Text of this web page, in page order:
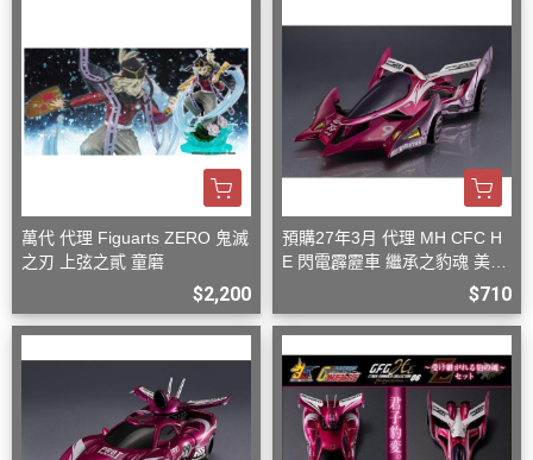
萬代 代理 Figuarts ZERO 鬼滅
之刃 上弦之貳 童磨
$2,200
預購27年3月 代理 MH CFC H
E 閃電霹靂車 繼承之豹魂 美洲
$710